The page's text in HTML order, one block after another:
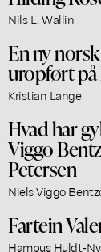
Nils L. Wallin
En ny
uropført på
Kristian Lange
Hvad har
Viggo
Petersen
Niels Viggo
Fartein
Hampus Huldt-